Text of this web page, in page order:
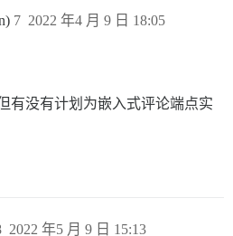
2022 年4 月 9 日 18:05
7
有没有计划为嵌入式评论端点实
2022 年5 月 9 日 15:13